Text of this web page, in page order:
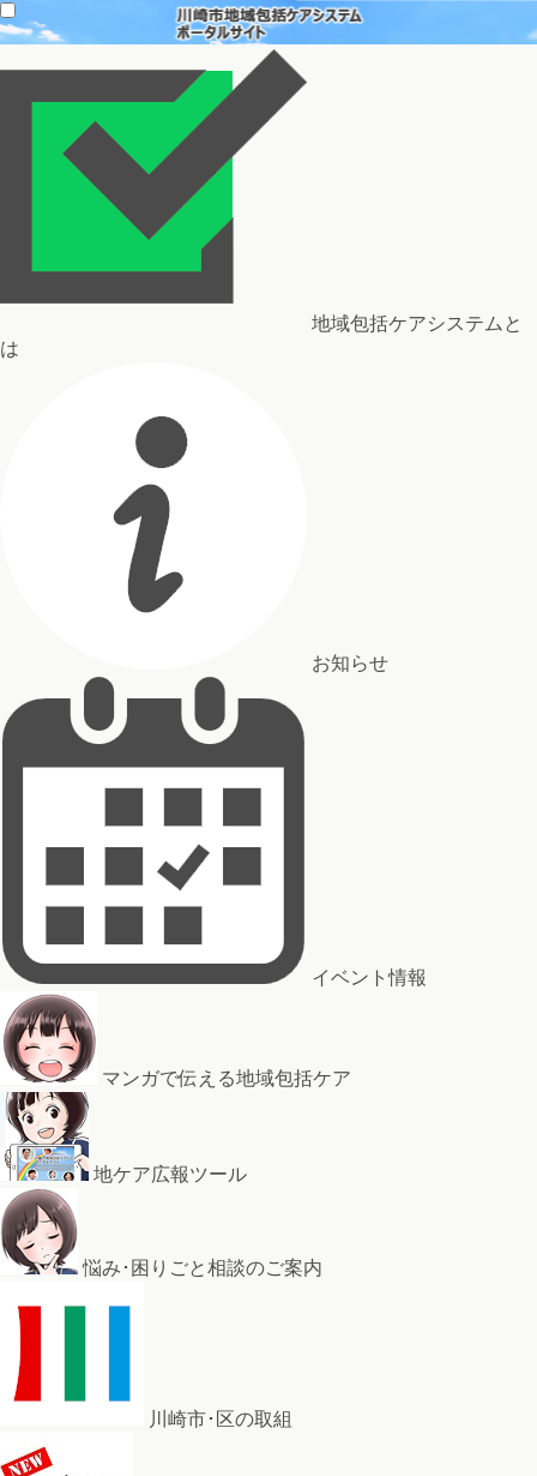
地域包括ケアシステムと
は
お知らせ
イベント情報
マンガで伝える地域包括ケア
地ケア広報ツール
悩み･困りごと相談のご案内
川崎市･区の取組